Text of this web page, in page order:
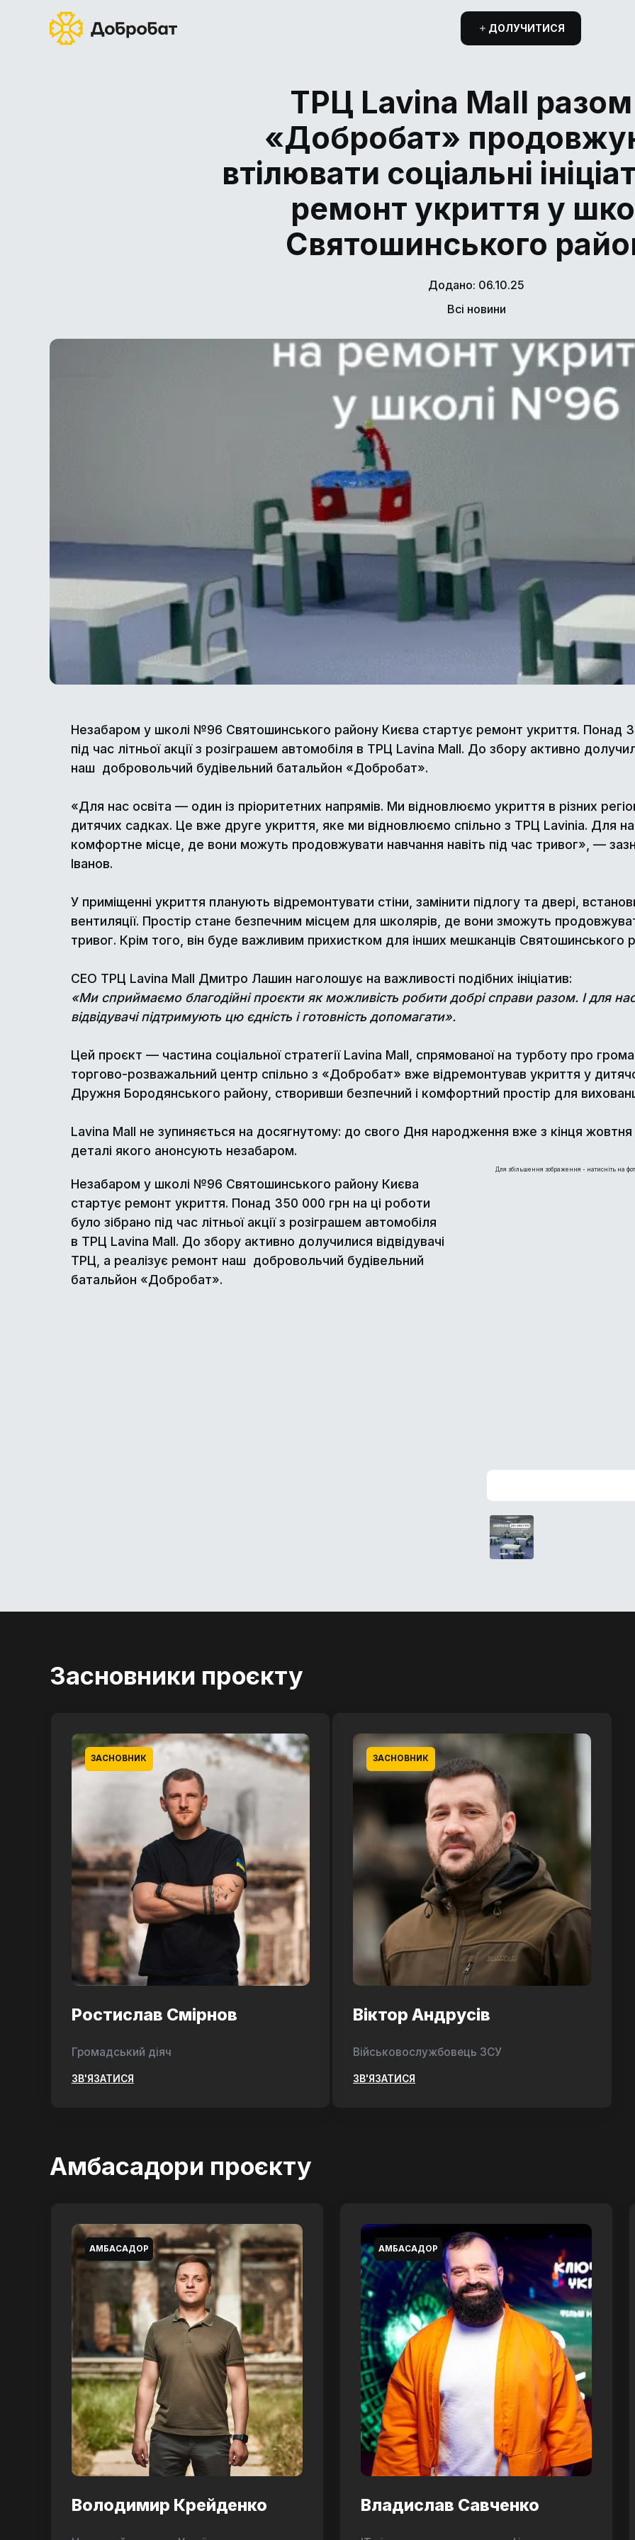
ДОЛУЧИТИСЯ
ТРЦ Lavina Mall разом
«Добробат»
втілювати соціальні
ремонт укриття у
Святошинського
Додано: 06.10.25
Всі новини
Незабаром у школі №96 Святошинського району Києва стартує ремонт укриття. Понад
під час літньої акції з розіграшем автомобіля в ТРЦ Lavina Mall. До збору активно
наш добровольчий будівельний батальйон «Добробат».
«Для нас освіта — один із пріоритетних напрямів. Ми відновлюємо укриття в різних
дитячих садках. Це вже друге укриття, яке ми відновлюємо спільно з ТРЦ Lavinia. Для
комфортне місце, де вони можуть продовжувати навчання навіть під час тривог», —
Іванов.
У приміщенні укриття планують відремонтувати стіни, замінити підлогу та двері,
вентиляції. Простір стане безпечним місцем для школярів, де вони зможуть
тривог. Крім того, він буде важливим прихистком для інших мешканців Святошинського
СЕО ТРЦ Lavina Mall Дмитро Лашин наголошує на важливості подібних ініціатив:
«Ми сприймаємо благодійні проєкти як можливість робити добрі справи разом. І для
відвідувачі підтримують цю єдність і готовність допомагати».
Цей проєкт — частина соціальної стратегії Lavina Mall, спрямованої на турботу про
торгово-розважальний центр спільно з «Добробат» вже відремонтував укриття у
Дружня Бородянського району, створивши безпечний і комфортний простір для
Lavina Mall не зупиняється на досягнутому: до свого Дня народження вже з кінця жовтня
деталі якого анонсують незабаром.
Незабаром у школі №96 Святошинського району Києва
стартує ремонт укриття. Понад 350 000 грн на ці роботи
було зібрано під час літньої акції з розіграшем автомобіля
в ТРЦ Lavina Mall. До збору активно долучилися відвідувачі
ТРЦ, а реалізує ремонт наш добровольчий будівельний
батальйон «Добробат».
Для збільшення зображення - натисніть на
Засновники проєкту
ЗАСНОВНИК
Ростислав Смірнов
Громадський діяч
ЗВ'ЯЗАТИСЯ
ЗАСНОВНИК
Віктор Андрусів
Військовослужбовець ЗСУ
ЗВ'ЯЗАТИСЯ
Амбасадори проєкту
АМБАСАДОР
Володимир Крейденко
АМБАСАДОР
Владислав Савченко